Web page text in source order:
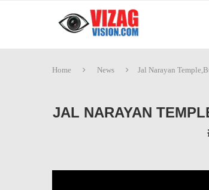
Home News Jal Narayan
JAL NARAYAN